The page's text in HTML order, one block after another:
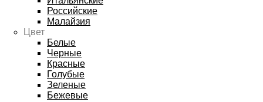
Российские
Малайзия
Цвет
Белые
Черные
Красные
Голубые
Зеленые
Бежевые